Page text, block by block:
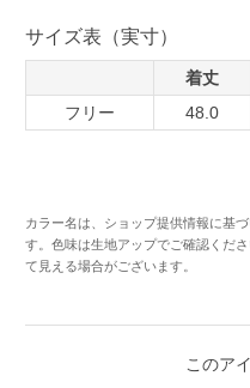
サイズ表（実寸）
着丈
フリー
48.0
カラー名は、ショップ提供情報に基
す。色味は生地アップでご確認くだ
て見える場合がございます。
このア